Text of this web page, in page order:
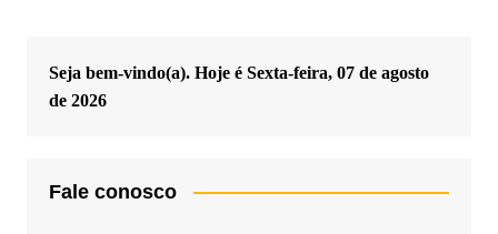
Seja bem-vindo(a). Hoje é Sexta-feira, 07 de agosto
de 2026
Fale conosco